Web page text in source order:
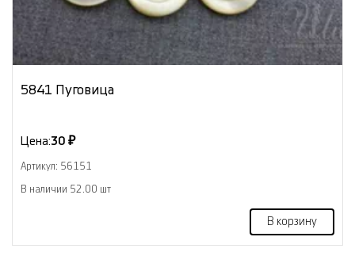
5841 Пуговица
Цена:30 ₽
Артикул: 56151
В наличии 52.00 шт
В корзину